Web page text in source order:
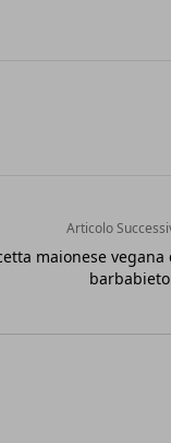
Articolo
maionese vegana